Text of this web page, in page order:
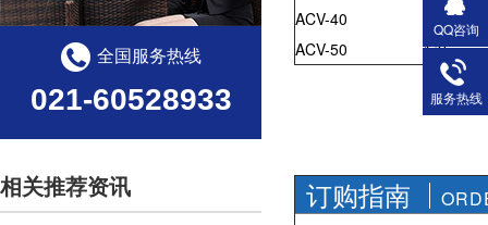
ACV-40
ACV-50
G1-1/2
G2
订购指南
全国服务热线
021-60528933
相关推荐资讯
QQ咨询
服务热线